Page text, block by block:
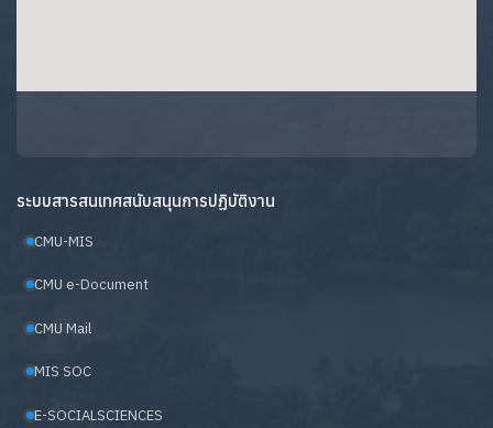
ระบบสารสนเทศสนับสนุนการปฏิบัติงาน
CMU-MIS
CMU e-Document
CMU Mail
MIS SOC
E-SOCIALSCIENCES